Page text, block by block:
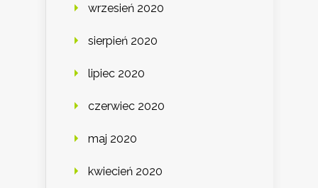
wrzesień 2020
sierpień 2020
lipiec 2020
czerwiec 2020
maj 2020
kwiecień 2020